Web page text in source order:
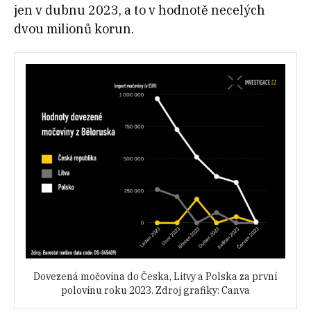
jen v dubnu 2023, a to v hodnotě necelých
dvou milionů korun.
Dovezená močovina do Česka, Litvy a Polska za první
polovinu roku 2023. Zdroj grafiky: Canva